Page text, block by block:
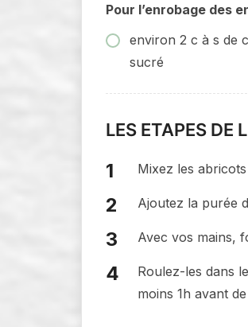
Pour l’enrobage des
environ 2 c à s de
sucré
LES ETAPES DE
Mixez les
Ajoutez la purée
Avec vos mains,
Roulez-les dans
moins 1h avant